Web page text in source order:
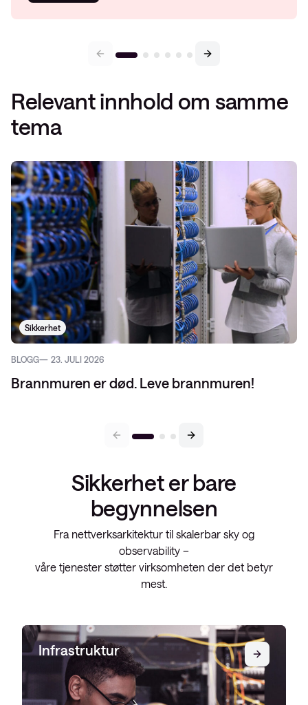
Relevant innhold om samme
tema
Sikkerhet
BLOGG 23. JULI 2026
Brannmuren er død. Leve brannmuren!
Sikkerhet er bare
begynnelsen
Fra nettverksarkitektur til skalerbar sky og
observability –
våre tjenester støtter virksomheten der det betyr
mest.
Infrastruktur